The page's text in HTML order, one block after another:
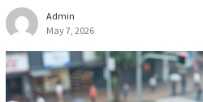
Admin
May 7, 2026